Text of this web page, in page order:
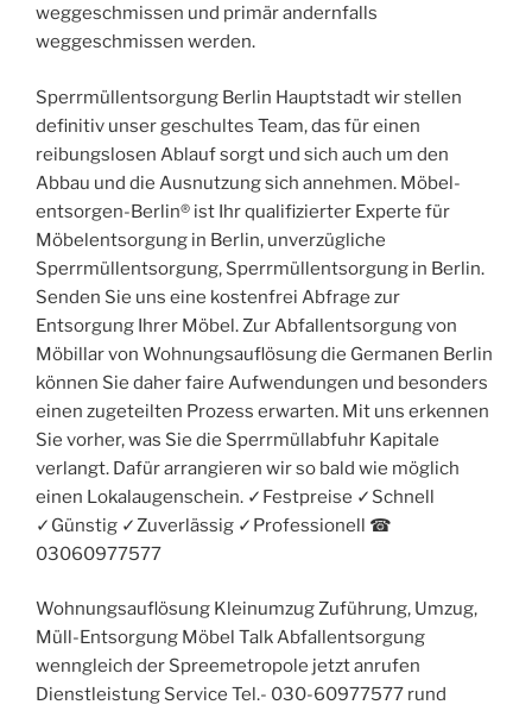
weggeschmissen und primär andernfalls
weggeschmissen werden.
Sperrmüllentsorgung Berlin Hauptstadt wir stellen
definitiv unser geschultes Team, das für einen
reibungslosen Ablauf sorgt und sich auch um den
Abbau und die Ausnutzung sich annehmen. Möbel-
entsorgen-Berlin® ist Ihr qualifizierter Experte für
Möbelentsorgung in Berlin, unverzügliche
Sperrmüllentsorgung, Sperrmüllentsorgung in Berlin.
Senden Sie uns eine kostenfrei Abfrage zur
Entsorgung Ihrer Möbel. Zur Abfallentsorgung von
Möbillar von Wohnungsauflösung die Germanen Berlin
können Sie daher faire Aufwendungen und besonders
einen zugeteilten Prozess erwarten. Mit uns erkennen
Sie vorher, was Sie die Sperrmüllabfuhr Kapitale
verlangt. Dafür arrangieren wir so bald wie möglich
einen Lokalaugenschein. ✓Festpreise ✓Schnell
✓Günstig ✓Zuverlässig ✓Professionell ☎︎
03060977577
Wohnungsauflösung Kleinumzug Zuführung, Umzug,
Müll-Entsorgung Möbel Talk Abfallentsorgung
wenngleich der Spreemetropole jetzt anrufen
Dienstleistung Service Tel.- 030-60977577 rund